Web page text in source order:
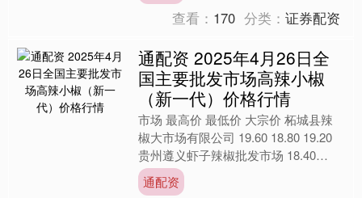
查看： 170 分类：证券配资
通配资 2025年4月26日全
国主要批发市场高辣小椒
（新一代）价格行情
市场 最高价 最低价 大宗价 柘城县辣
椒大市场有限公司 19.60 18.80 19.20
贵州遵义虾子辣椒批发市场 18.40
17.80 18.00 全国高....
通配资